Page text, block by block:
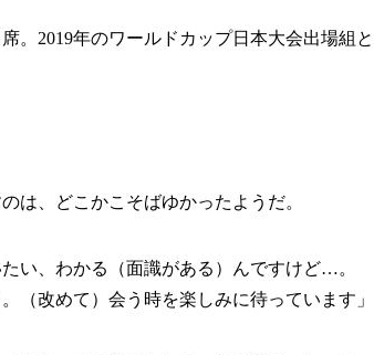
。2019年のワールドカップ日本大会出場組と
は、どこかこそばゆかったようだ。
い、わかる（面識がある）んですけど…。
（改めて）会う時を楽しみに待っています」